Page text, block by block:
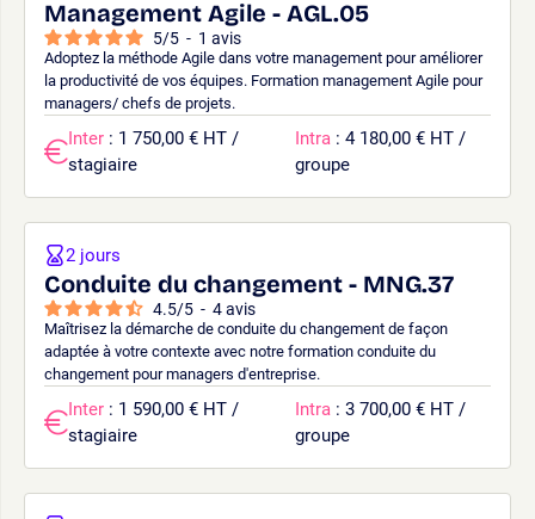
Management Agile - AGL.05
5/5 - 1 avis
Adoptez la méthode Agile dans votre management pour améliorer
la productivité de vos équipes. Formation management Agile pour
managers/ chefs de projets.
Inter : 1 750,00 € HT /
stagiaire
Intra : 4 180,00 € HT /
groupe
Conduite du changement - MNG.37
4.5/5 - 4avis
Maîtrisez la démarche de conduite du changement de façon
adaptée à votre contexte avec notre formation conduite du
changement pour managers d'entreprise.
2 jours
Inter : 1 590,00 € HT /
stagiaire
Intra : 3 700,00 € HT /
groupe